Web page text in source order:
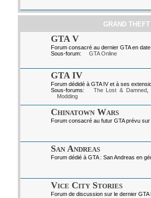
GRAND
GTA V
Forum consacré au dernier GTA en date
Sous-forum:
GTA Online
GTA IV
Forum dédidé à GTA IV et à ses
Sous-forums:
The Lost & Damned,
Modding
Chinatown Wars
Forum consacré au futur GTA prévu
San Andreas
Forum dédié à GTA : San Andreas en
Vice City Stories
Forum de discussion sur le dernier GTA